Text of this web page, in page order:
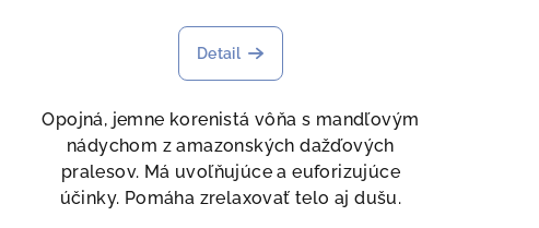
Detail
Opojná, jemne korenistá vôňa s mandľovým
nádychom z amazonských dažďových
pralesov. Má uvoľňujúce a euforizujúce
účinky. Pomáha zrelaxovať telo aj dušu.